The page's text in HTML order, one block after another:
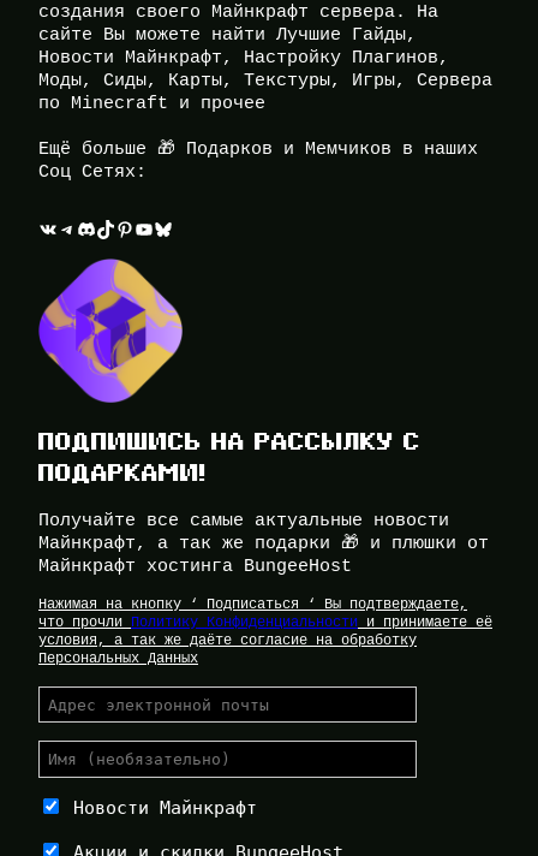
создания своего Майнкрафт сервера. На
сайте Вы можете найти Лучшие Гайды,
Новости Майнкрафт, Настройку Плагинов,
Моды, Сиды, Карты, Текстуры, Игры, Сервера
по Minecraft и прочее
Ещё больше 🎁 Подарков и Мемчиков в наших
Соц Сетях:
ВКонтакте Telegram Discord TikTok Pinterest YouTube Bluesky
ПОДПИШИСЬ НА РАССЫЛКУ С
ПОДАРКАМИ!
Получайте все самые актуальные новости
Майнкрафт, а так же подарки 🎁 и плюшки от
Майнкрафт хостинга BungeeHost
Нажимая на кнопку ‘ Подписаться ‘ Вы подтверждаете,
что прочли Политику Конфиденциальности и принимаете её
условия, а так же даёте согласие на обработку
Персональных Данных
Новости Майнкрафт